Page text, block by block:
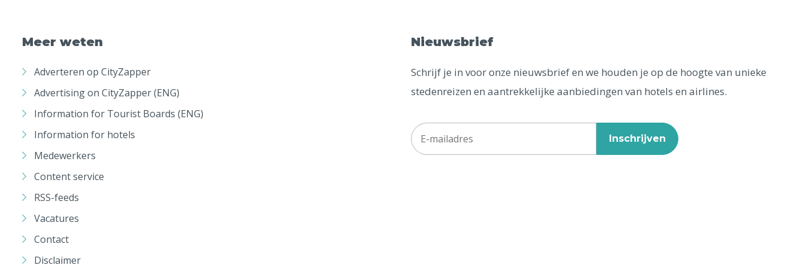
Meer weten
Adverteren op CityZapper
Advertising on CityZapper (ENG)
Information for Tourist Boards (ENG)
Information for hotels
Medewerkers
Content service
RSS-feeds
Vacatures
Contact
Disclaimer
Nieuwsbrief
Schrijf je in voor onze nieuwsbrief en we houden je op de hoogte van unieke
stedenreizen en aantrekkelijke aanbiedingen van hotels en airlines.
Inschrijven